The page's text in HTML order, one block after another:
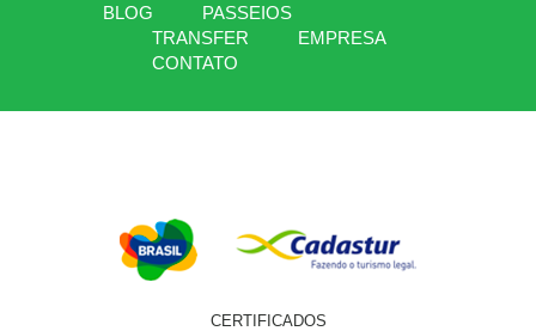
BLOG
PASSEIOS
TRANSFER
EMPRESA
CONTATO
CERTIFICADOS